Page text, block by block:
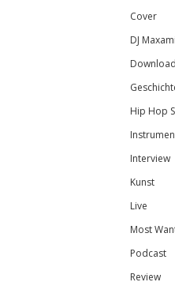
Cover
DJ
Download
Hip Hop
Interview
Kunst
Live
Most
Podcast
Review